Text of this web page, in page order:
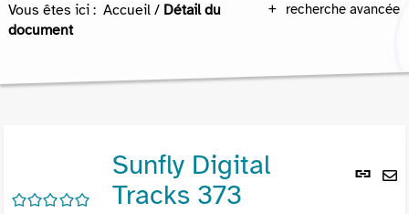
recherche avancée
Vous êtes ici : Accueil / Détail du
document
Lien
/5
Sunfly Digital
Tracks 373